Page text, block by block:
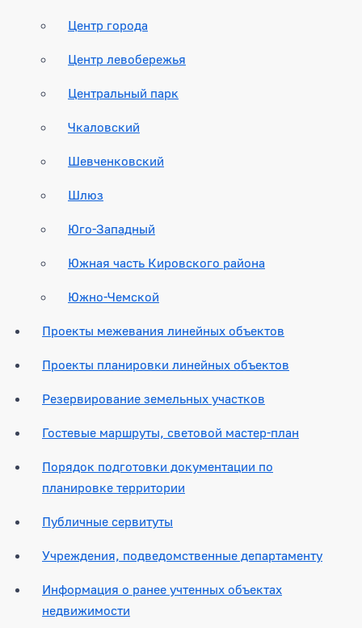
Центр города
Центр левобережья
Центральный парк
Чкаловский
Шевченковский
Шлюз
Юго-Западный
Южная часть Кировского района
Южно-Чемской
Проекты межевания линейных объектов
Проекты планировки линейных объектов
Резервирование земельных участков
Гостевые маршруты, световой мастер-план
Порядок подготовки документации по
планировке территории
Публичные сервитуты
Учреждения, подведомственные департаменту
Информация о ранее учтенных объектах
недвижимости